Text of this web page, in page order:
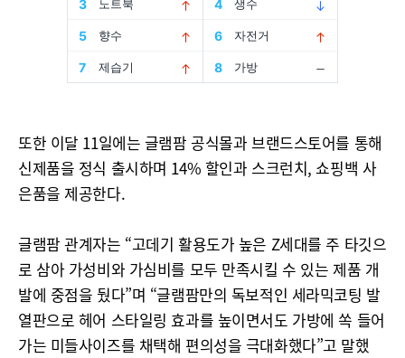
또한 이달 11일에는 글램팜 공식몰과 브랜드스토어를 통해
신제품을 정식 출시하며 14% 할인과 스크런치, 쇼핑백 사
은품을 제공한다.
글램팜 관계자는 “고데기 활용도가 높은 Z세대를 주 타깃으
로 삼아 가성비와 가심비를 모두 만족시킬 수 있는 제품 개
발에 중점을 뒀다”며 “글램팜만의 독보적인 세라믹코팅 발
열판으로 헤어 스타일링 효과를 높이면서도 가방에 쏙 들어
가는 미들사이즈를 채택해 편의성을 극대화했다”고 말했